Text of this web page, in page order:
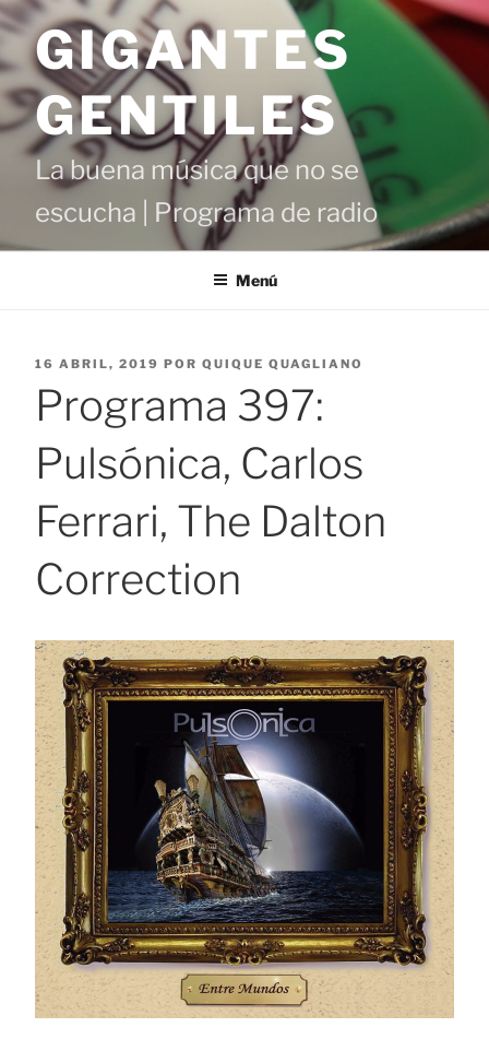
Saltar
contenido
GIGANTES
GENTILES
La buena música que no se
escucha | Programa de radio
Menú
PUBLICADO
16 ABRIL, 2019 POR QUIQUE QUAGLIANO
Programa 397:
Pulsónica, Carlos
Ferrari, The Dalton
Correction